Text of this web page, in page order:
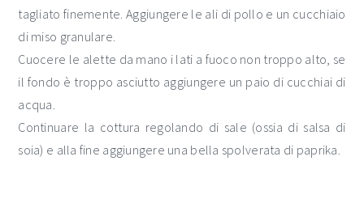
tagliato finemente. Aggiungere le ali di pollo e un cucchiaio
di miso granulare.
Cuocere le alette da mano i lati a fuoco non troppo alto, se
il fondo è troppo asciutto aggiungere un paio di cucchiai di
acqua.
Continuare la cottura regolando di sale (ossia di salsa di
soia) e alla fine aggiungere una bella spolverata di paprika.